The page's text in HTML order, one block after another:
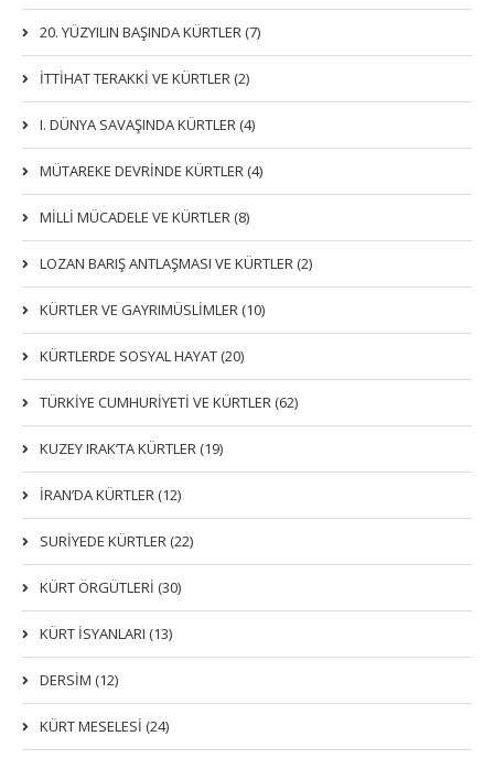
20. YÜZYILIN BAŞINDA KÜRTLER (7)
İTTIHAT TERAKKI VE KÜRTLER (2)
I. DÜNYA SAVAŞINDA KÜRTLER (4)
MÜTAREKE DEVRİNDE KÜRTLER (4)
MİLLİ MÜCADELE VE KÜRTLER (8)
LOZAN BARIŞ ANTLAŞMASI VE KÜRTLER (2)
KÜRTLER VE GAYRIMÜSLIMLER (10)
KÜRTLERDE SOSYAL HAYAT (20)
TÜRKİYE CUMHURİYETİ VE KÜRTLER (62)
KUZEY IRAK’TA KÜRTLER (19)
İRAN’DA KÜRTLER (12)
SURİYEDE KÜRTLER (22)
KÜRT ÖRGÜTLERİ (30)
KÜRT İSYANLARI (13)
DERSIM (12)
KÜRT MESELESİ (24)